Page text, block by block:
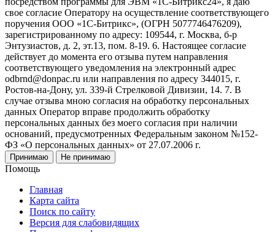
свое согласие Оператору на осуществление соответствующего
поручения ООО «1С-Битрикс», (ОГРН 5077746476209),
зарегистрированному по адресу: 109544, г. Москва, б-р
Энтузиастов, д. 2, эт.13, пом. 8-19. 6. Настоящее согласие
действует до момента его отзыва путем направления
соответствующего уведомления на электронный адрес
odbrnd@donpac.ru или направления по адресу 344015, г.
Ростов-на-Дону, ул. 339-й Стрелковой Дивизии, 14. 7. В
случае отзыва мною согласия на обработку персональных
данных Оператор вправе продолжить обработку
персональных данных без моего согласия при наличии
оснований, предусмотренных Федеральным законом №152-
ФЗ «О персональных данных» от 27.07.2006 г.
Принимаю Не принимаю
Помощь
Главная
Карта сайта
Поиск по сайту
Версия для слабовидящих